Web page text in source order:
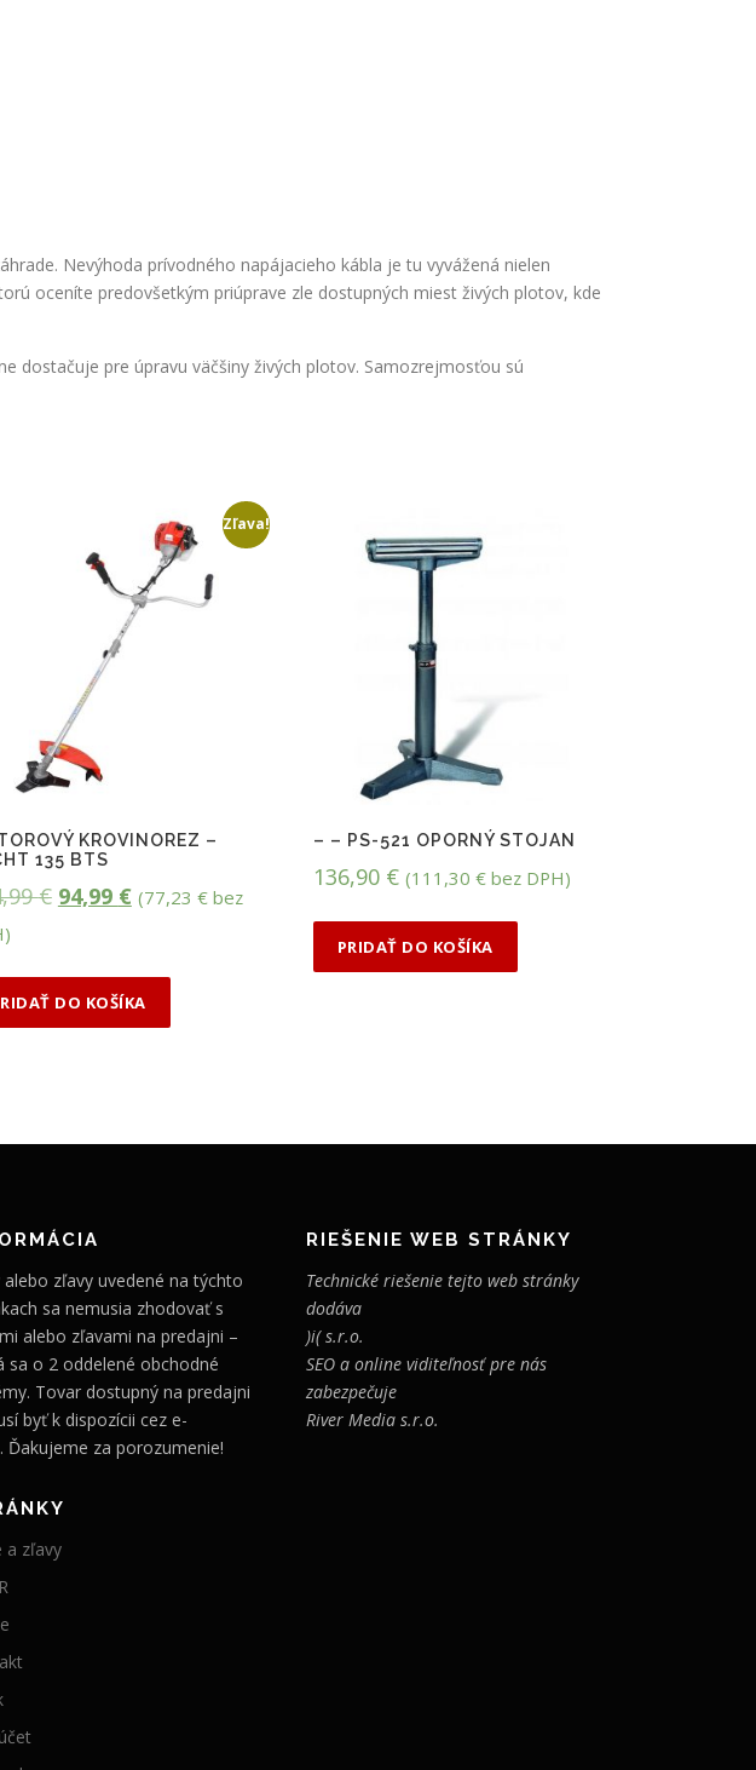
Nevýhoda prívodného napájacieho kábla je tu vyvážená nielen
oceníte predovšetkým priúprave zle dostupných miest živých plotov, kde
dostačuje pre úpravu väčšiny živých plotov. Samozrejmosťou sú
Zľava!
KROVINOREZ –
135 BTS
€ P
o
c
b
o
l
a
:
1
4
94,99 €A
u
a
a
j
e
:
9
(77,23 €bez
DO KOŠÍKA
– – PS-521 OPORNÝ STOJAN
136,90 € (111,30 €bez DPH)
PRIDAŤ DO KOŠÍKA
alebo zľavy uvedené na týchto
sa nemusia zhodovať s
alebo zľavami na predajni –
sa o 2 oddelené obchodné
Tovar dostupný na predajni
byť k dispozícii cez e-
Ďakujeme za porozumenie!
a zľavy
RIEŠENIE WEB STRÁNKY
Technické riešenie tejto web stránky
dodáva
)i( s.r.o.
SEO a online viditeľnosť pre nás
zabezpečuje
River Media s.r.o.